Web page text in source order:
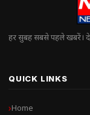
हर सुबह सबसे पहले खबरें।
QUICK LINKS
Home